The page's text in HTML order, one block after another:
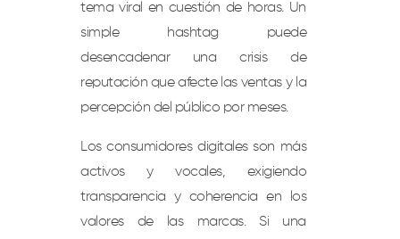
tema viral en cuestión de horas. Un
simple hashtag puede
desencadenar una crisis de
reputación que afecte las ventas y la
percepción del público por meses.
Los consumidores digitales son más
activos y vocales, exigiendo
transparencia y coherencia en los
valores de las marcas. Si una